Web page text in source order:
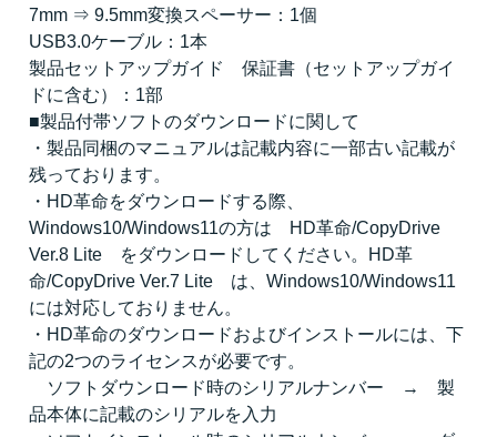
7mm ⇒ 9.5mm変換スペーサー：1個
USB3.0ケーブル：1本
製品セットアップガイド 保証書（セットアップガイ
ドに含む）：1部
■製品付帯ソフトのダウンロードに関して
・製品同梱のマニュアルは記載内容に一部古い記載が
残っております。
・HD革命をダウンロードする際、
Windows10/Windows11の方は HD革命/CopyDrive
Ver.8 Lite をダウンロードしてください。HD革
命/CopyDrive Ver.7 Lite は、Windows10/Windows11
には対応しておりません。
・HD革命のダウンロードおよびインストールには、下
記の2つのライセンスが必要です。
ソフトダウンロード時のシリアルナンバー → 製
品本体に記載のシリアルを入力